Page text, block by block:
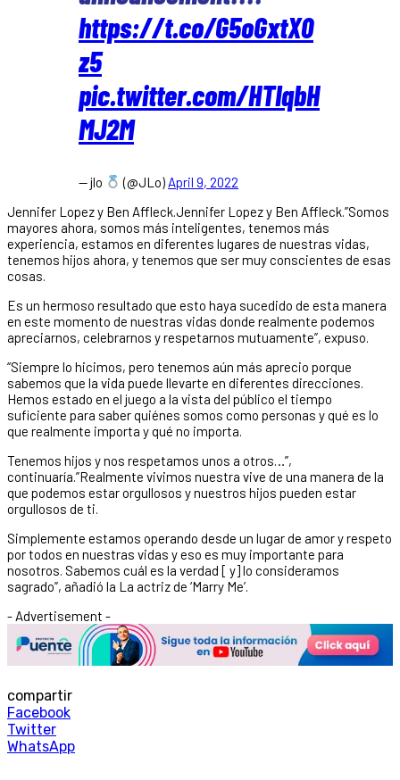
https://t.co/G5oGxtX0
z5
pic.twitter.com/HTIqbH
MJ2M
— jlo (@JLo) April 9, 2022
Jennifer Lopez y Ben Affleck.Jennifer Lopez y Ben Affleck.”Somos
mayores ahora, somos más inteligentes, tenemos más
experiencia, estamos en diferentes lugares de nuestras vidas,
tenemos hijos ahora, y tenemos que ser muy conscientes de esas
cosas.
Es un hermoso resultado que esto haya sucedido de esta manera
en este momento de nuestras vidas donde realmente podemos
apreciarnos, celebrarnos y respetarnos mutuamente”, expuso.
“Siempre lo hicimos, pero tenemos aún más aprecio porque
sabemos que la vida puede llevarte en diferentes direcciones.
Hemos estado en el juego a la vista del público el tiempo
suficiente para saber quiénes somos como personas y qué es lo
que realmente importa y qué no importa.
Tenemos hijos y nos respetamos unos a otros…”,
continuaría.”Realmente vivimos nuestra vive de una manera de la
que podemos estar orgullosos y nuestros hijos pueden estar
orgullosos de ti.
Simplemente estamos operando desde un lugar de amor y respeto
por todos en nuestras vidas y eso es muy importante para
nosotros. Sabemos cuál es la verdad [ y] lo consideramos
sagrado”, añadió la La actriz de ‘Marry Me’.
- Advertisement -
compartir
Facebook
Twitter
WhatsApp